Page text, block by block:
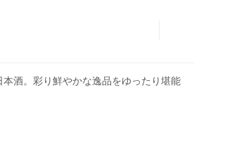
酒。彩り鮮やかな逸品をゆったり堪能